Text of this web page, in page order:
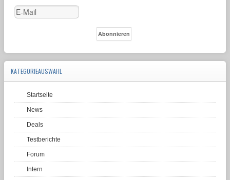
KATEGORIEAUSWAHL
Startseite
News
Deals
Testberichte
Forum
Intern